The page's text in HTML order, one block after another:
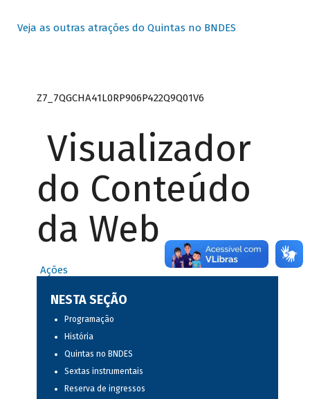
Veja as outras atrações do Quintas no BNDES
Z7_7QGCHA41L0RP906P422Q9Q01V6
Visualizador
do Conteúdo
da Web
Ações
NESTA SEÇÃO
Programação
História
Quintas no BNDES
Sextas instrumentais
Reserva de ingressos